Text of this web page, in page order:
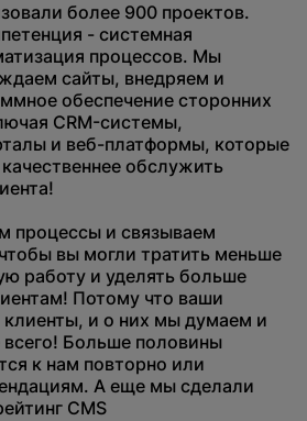
более 900 проектов.
- системная
процессов. Мы
сайты, внедряем и
обеспечение сторонних
CRM-системы,
и веб-платформы, которые
обслужить
процессы и связываем
вы могли тратить меньше
работу и уделять больше
Потому что ваши
и о них мы думаем и
всего! Больше половины
к нам повторно или
А еще мы сделали
CMS
заявку